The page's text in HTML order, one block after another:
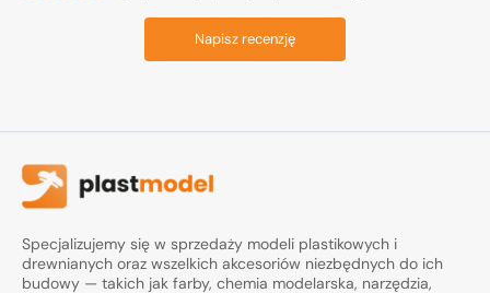
Napisz recenzję
Specjalizujemy się w sprzedaży modeli plastikowych i
drewnianych oraz wszelkich akcesoriów niezbędnych do ich
budowy — takich jak farby, chemia modelarska, narzędzia,